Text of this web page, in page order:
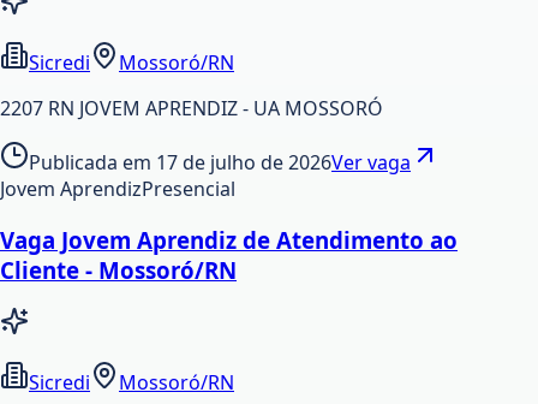
Sicredi
Mossoró/RN
2207 RN JOVEM APRENDIZ - UA MOSSORÓ
Publicada em 17 de julho de 2026Ver vaga
Jovem AprendizPresencial
Vaga Jovem Aprendiz de Atendimento ao
Cliente - Mossoró/RN
Sicredi
Mossoró/RN